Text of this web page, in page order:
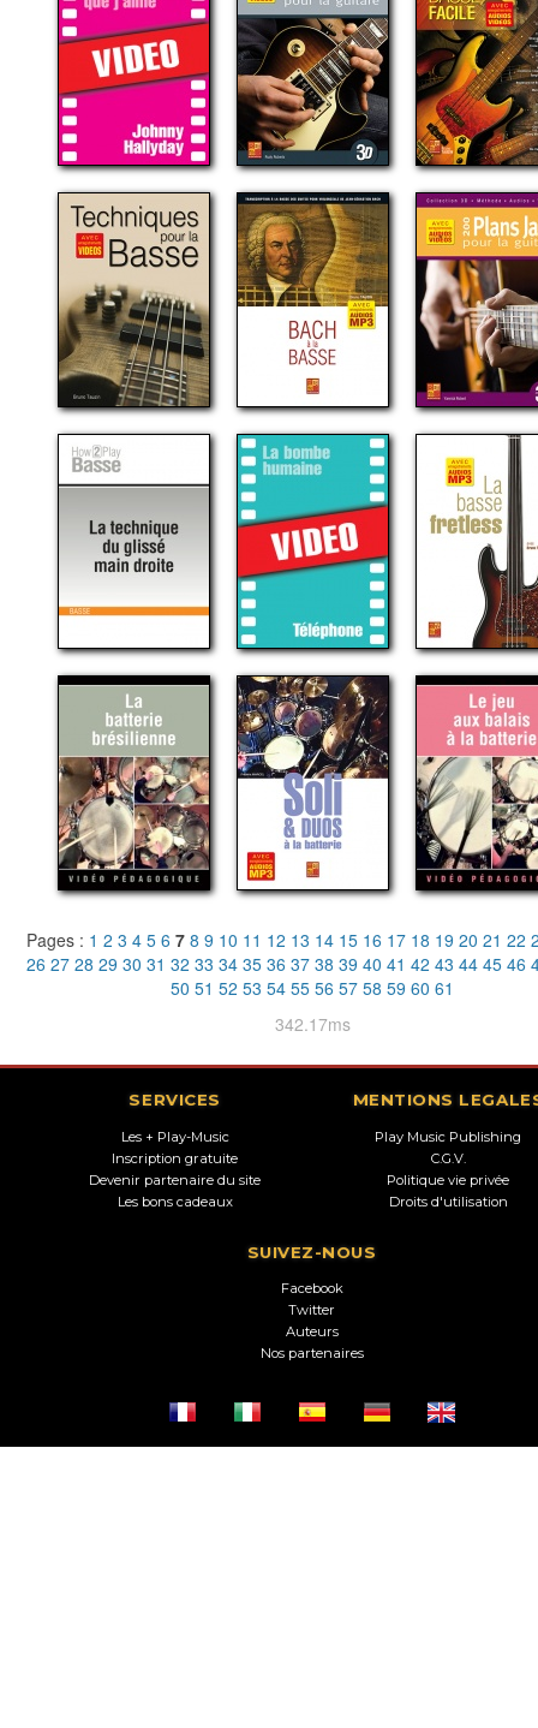
Pages : 1 2 3 4 5 6 7 8 9 10 11 12 13 14 15 16 17 18 19 20 21 22
26 27 28 29 30 31 32 33 34 35 36 37 38 39 40 41 42 43 44 45 46
50 51 52 53 54 55 56 57 58 59 60 61
342.17ms
SERVICES
Les + Play-Music
Inscription gratuite
Devenir partenaire du site
Les bons cadeaux
MENTIONS
Play Music Publishing
C.G.V.
Politique vie privée
Droits d'utilisation
SUIVEZ-NOUS
Facebook
Twitter
Auteurs
Nos partenaires